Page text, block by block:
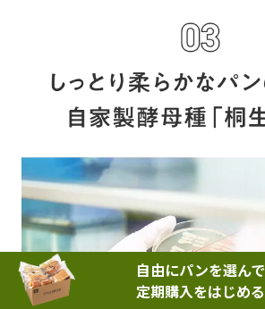
自由にパンを選んで
定期購入をはじめる